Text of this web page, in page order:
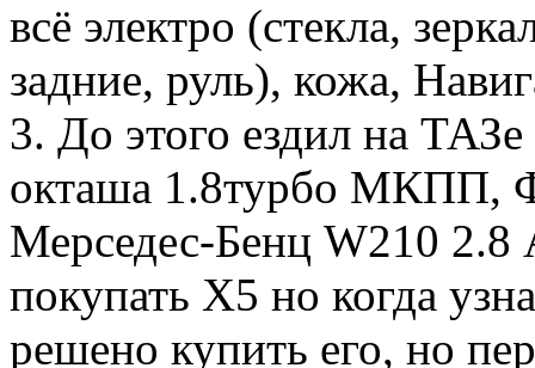
всё электро (стекла,
задние, руль), кожа,
3. До этого ездил на
окташа 1.8турбо МКПП,
Мерседес-Бенц W210
покупать Х5 но когда
решено купить его, но